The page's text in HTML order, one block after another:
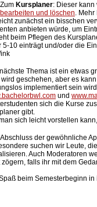
Zum Kursplaner: Dieser
bearbeiten und löschen. Mehr
zunächst ein bisschen
anbieten würde, um
beim Pflegen des
5-10 einträgt und/oder die
Thema ist ein etwas
wird geschehen, aber es
implementiert sein
und
sich die Kurse
gibt.
sich leicht vorstellen
der gewöhnliche
suchen wir Leute,
Auch Moderatoren
zögern, falls ihr mit dem
beim Semesterbeginn in